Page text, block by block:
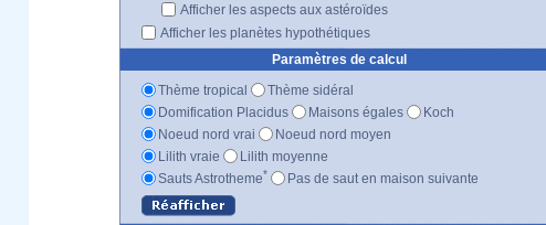
Afficher les aspects aux astéroïdes
Afficher les planètes hypothétiques
Paramètres de calcul
Thème tropical
Thème sidéral
Domification Placidus
Maisons égales
Koch
Noeud nord vrai
Noeud nord moyen
Lilith vraie
Lilith moyenne
Sauts Astrotheme* Pas de saut en maison suivante